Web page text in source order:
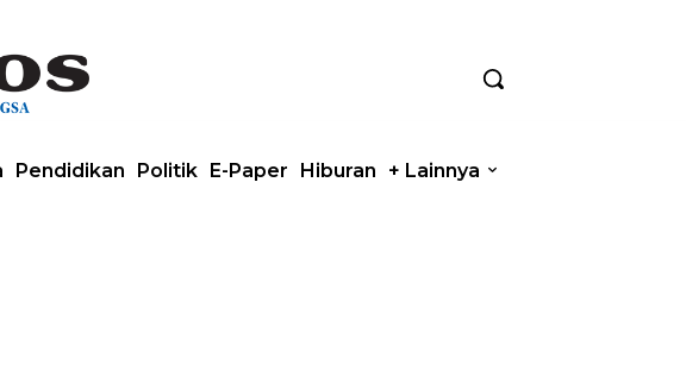
Pendidikan Politik E-Paper Hiburan + Lainnya